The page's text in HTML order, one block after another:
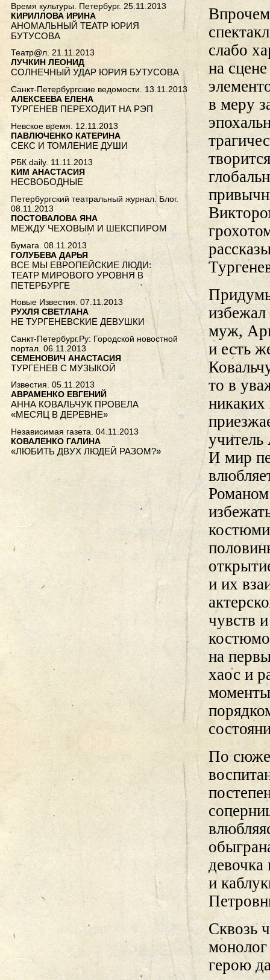
слабо
на
в меру
муж,
и есть
то в
никаких
И мир
и их
чувств
на
хаос и
По
девочка
и
Сквозь
монолог
герою
Время культуры. Петербург. 25.11.2013
КИРИЛЛОВА ИРИНА
АНОМАЛЬНЫЙ ТЕАТР ЮРИЯ
БУТУСОВА
Театр@л. 21.11.2013
ЛУЧКИН ЛЕОНИД
СОЛНЕЧНЫЙ УДАР ЮРИЯ БУТУСОВА
Санкт-Петербургские ведомости. 13.11.2013
АЛЕКСЕЕВА ЕЛЕНА
ТУРГЕНЕВ ПЕРЕХОДИТ НА РЭП
Невское время. 12.11.2013
ПАВЛЮЧЕНКО КАТЕРИНА
СЕКС И ТОМЛЕНИЕ ДУШИ
РБК daily. 11.11.2013
КИМ АНАСТАСИЯ
НЕСВОБОДНЫЕ
Петербургский театральный журнал. Блог.
08.11.2013
ПОСТОВАЛОВА ЯНА
МЕЖДУ ЧЕХОВЫМ И ШЕКСПИРОМ
Бумага. 08.11.2013
ГОЛУБЕВА ДАРЬЯ
ВСЕ МЫ ЕВРОПЕЙСКИЕ ЛЮДИ:
ТЕАТР МИРОВОГО УРОВНЯ В
ПЕТЕРБУРГЕ
Новые Известия. 07.11.2013
РУХЛЯ СВЕТЛАНА
НЕ ТУРГЕНЕВСКИЕ ДЕВУШКИ
Санкт-Петербург.Ру: Городской новостной
портал. 06.11.2013
СЕМЕНОВИЧ АНАСТАСИЯ
ТУРГЕНЕВ С МУЗЫКОЙ
Известия. 05.11.2013
АВРАМЕНКО ЕВГЕНИЙ
АННА КОВАЛЬЧУК ПРОВЕЛА
«МЕСЯЦ В ДЕРЕВНЕ»
Независимая газета. 04.11.2013
КОВАЛЕНКО ГАЛИНА
«ЛЮБИТЬ ДВУХ ЛЮДЕЙ РАЗОМ?»